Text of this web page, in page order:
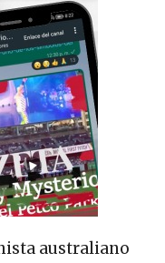
australiano